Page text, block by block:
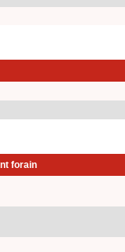
forain